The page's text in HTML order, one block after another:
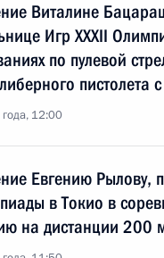
Виталине
Игр XXXII
по пулевой
пистолета
12:00
Евгению Рылову,
в Токио в
на дистанции 200